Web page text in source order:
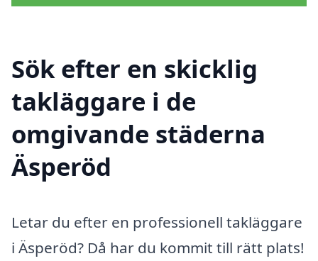
Sök efter en skicklig
takläggare i de
omgivande städerna
Äsperöd
Letar du efter en professionell takläggare
i Äsperöd? Då har du kommit till rätt plats!